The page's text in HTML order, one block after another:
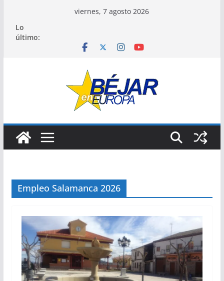
contenido
viernes, 7 agosto 2026
Lo
último:
Empleo Salamanca 2026